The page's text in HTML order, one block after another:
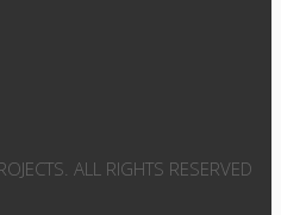
ALL RIGHTS RESERVED